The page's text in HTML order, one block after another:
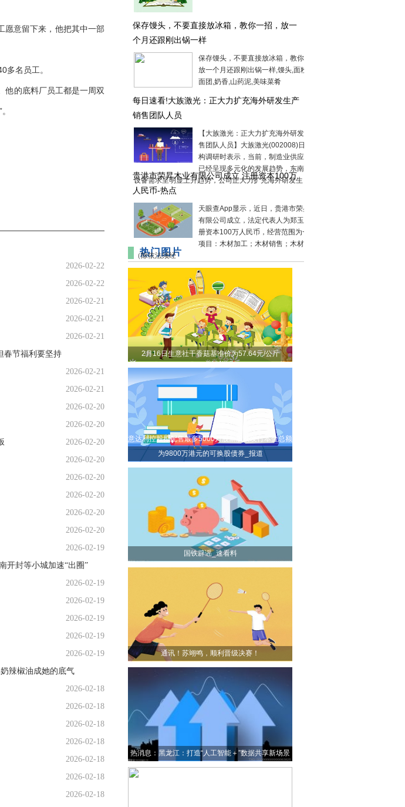
愿意留下来，他把其中一部
多名员工。
他的底料厂员工都是一周双
2026-02-22
2026-02-22
2026-02-21
2026-02-21
2026-02-21
春节福利要坚持
2026-02-21
2026-02-21
2026-02-20
2026-02-20
2026-02-20
2026-02-20
2026-02-20
2026-02-20
2026-02-20
2026-02-20
2026-02-19
开封等小城加速“出圈”
2026-02-19
2026-02-19
2026-02-19
2026-02-19
2026-02-19
辣椒油成她的底气
2026-02-18
2026-02-18
2026-02-18
2026-02-18
2026-02-18
2026-02-18
2026-02-18
保存馒头，不要直接放冰箱，教你一招，放一
个月还跟刚出锅一样
保存馒头，不要直接放冰箱，教你一招，
放一个月还跟刚出锅一样,馒头,面粉,牛奶,
面团,奶香,山药泥,美味菜肴
每日速看!大族激光：正大力扩充海外研发生产
销售团队人员
【大族激光：正大力扩充海外研发生产销
售团队人员】大族激光(002008)日前在机
构调研时表示，当前，制造业供应链产地
已经呈现多元化的发展趋势，东南亚地区
设备需求呈明显上升趋势，公司正大力扩充海外研发生
贵港市荣昇木业有限公司成立 注册资本100万
人民币-热点
天眼查App显示，近日，贵港市荣昇木业
有限公司成立，法定代表人为郑玉华，注
册资本100万人民币，经营范围为一般经营
项目：木材加工；木材销售；木材收购
（除依法须经
热门图片
2月16日生意社干香菇基准价为57.64元/公斤
意达利控股拟配售最多5000万股新股及发行本金总额
为9800万港元的可换股债券_报道
国铁辟谣_速看料
通讯！苏翊鸣，顺利晋级决赛！
热消息：黑龙江：打造“人工智能＋”数据共享新场景